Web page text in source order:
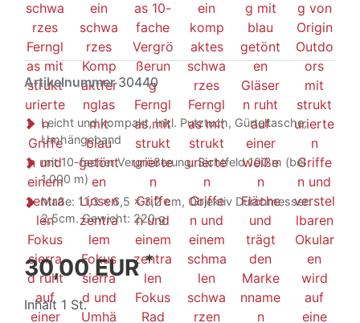
Artikelnummer30440
Leicht und kompakt, Inkl. Putztuch, Gürteltasche,
Umhängeband
mit 10-facher Vergrößerung. Sichtfeld 100 m (bei
1.000 m)
Maße: 11,3 x 6,5 x 3,2 cm, Objektiv Durchmesser:
2,5cm. Gewicht: 220 g
30,00 EUR*
Inhalt 1 St.